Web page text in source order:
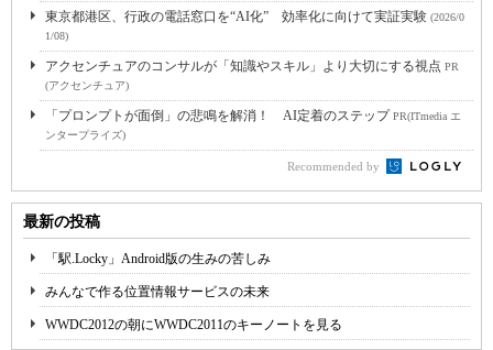
東京都港区、行政の電話窓口を“AI化” 効率化に向けて実証実験 (2026/0
1/08)
アクセンチュアのコンサルが「知識やスキル」より大切にする視点 PR
(アクセンチュア)
「プロンプトが面倒」の悲鳴を解消！ AI定着のステップPR(ITmedia エ
ンタープライズ)
Recommended by
最新の投稿
「駅.Locky」Android版の生みの苦しみ
みんなで作る位置情報サービスの未来
WWDC2012の朝にWWDC2011のキーノートを見る